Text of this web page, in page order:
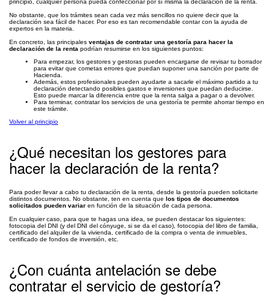
principio, cualquier persona pueda confeccionar por sí misma la declaración de la renta.
No obstante, que los trámites sean cada vez más sencillos no quiere decir que la
declaración sea fácil de hacer. Por eso es tan recomendable contar con la ayuda de
expertos en la materia.
En concreto, las principales ventajas de contratar una gestoría para hacer la
declaración de la renta podrían resumirse en los siguientes puntos:
Para empezar, los gestores y gestoras pueden encargarse de revisar tu borrador
para evitar que cometas errores que puedan suponer una sanción por parte de
Hacienda.
Además, estos profesionales pueden ayudarte a sacarle el máximo partido a tu
declaración detectando posibles gastos e inversiones que puedan deducirse.
Esto puede marcar la diferencia entre que la renta salga a pagar o a devolver.
Para terminar, contratar los servicios de una gestoría te permite ahorrar tiempo en
este trámite.
Volver al principio
¿Qué necesitan los gestores para
hacer la declaración de la renta?
Para poder llevar a cabo tu declaración de la renta, desde la gestoría pueden solicitarte
distintos documentos. No obstante, ten en cuenta que los tipos de documentos
solicitados pueden variar en función de la situación de cada persona.
En cualquier caso, para que te hagas una idea, se pueden destacar los siguientes:
fotocopia del DNI (y del DNI del cónyuge, si se da el caso), fotocopia del libro de familia,
certificado del alquiler de la vivienda, certificado de la compra o venta de inmuebles,
certificado de fondos de inversión, etc.
¿Con cuánta antelación se debe
contratar el servicio de gestoría?